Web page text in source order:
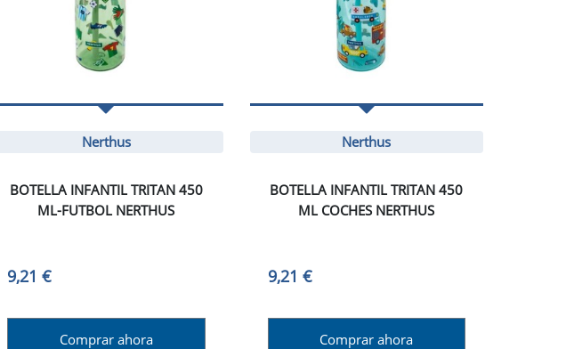
Nerthus
BOTELLA INFANTIL TRITAN 450
ML-FUTBOL NERTHUS
9,21 €
Comprar ahora
Nerthus
BOTELLA INFANTIL TRITAN 450
ML COCHES NERTHUS
9,21 €
Comprar ahora